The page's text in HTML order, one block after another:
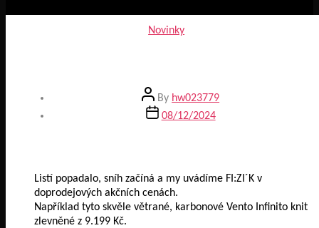
Categories
Novinky
Post
author
By hw023779
Post08/12/2024
Listí popadalo, sníh začíná a my uvádíme FI:ZI´K v
doprodejových akčních cenách.
Například tyto skvěle větrané, karbonové Vento Infinito knit
zlevněné z 9.199 Kč.